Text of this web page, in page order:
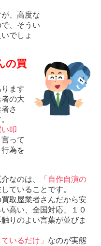
、高度な
、そうい
でしょ
の買
ます
の大
さ
い叩
言って
為を
なのは、
「自作自演の
ていることです。
取屋業者さんだから安
高い、全国対応、１０
りのよい言葉が並びま
いるだけ」 なのが実態